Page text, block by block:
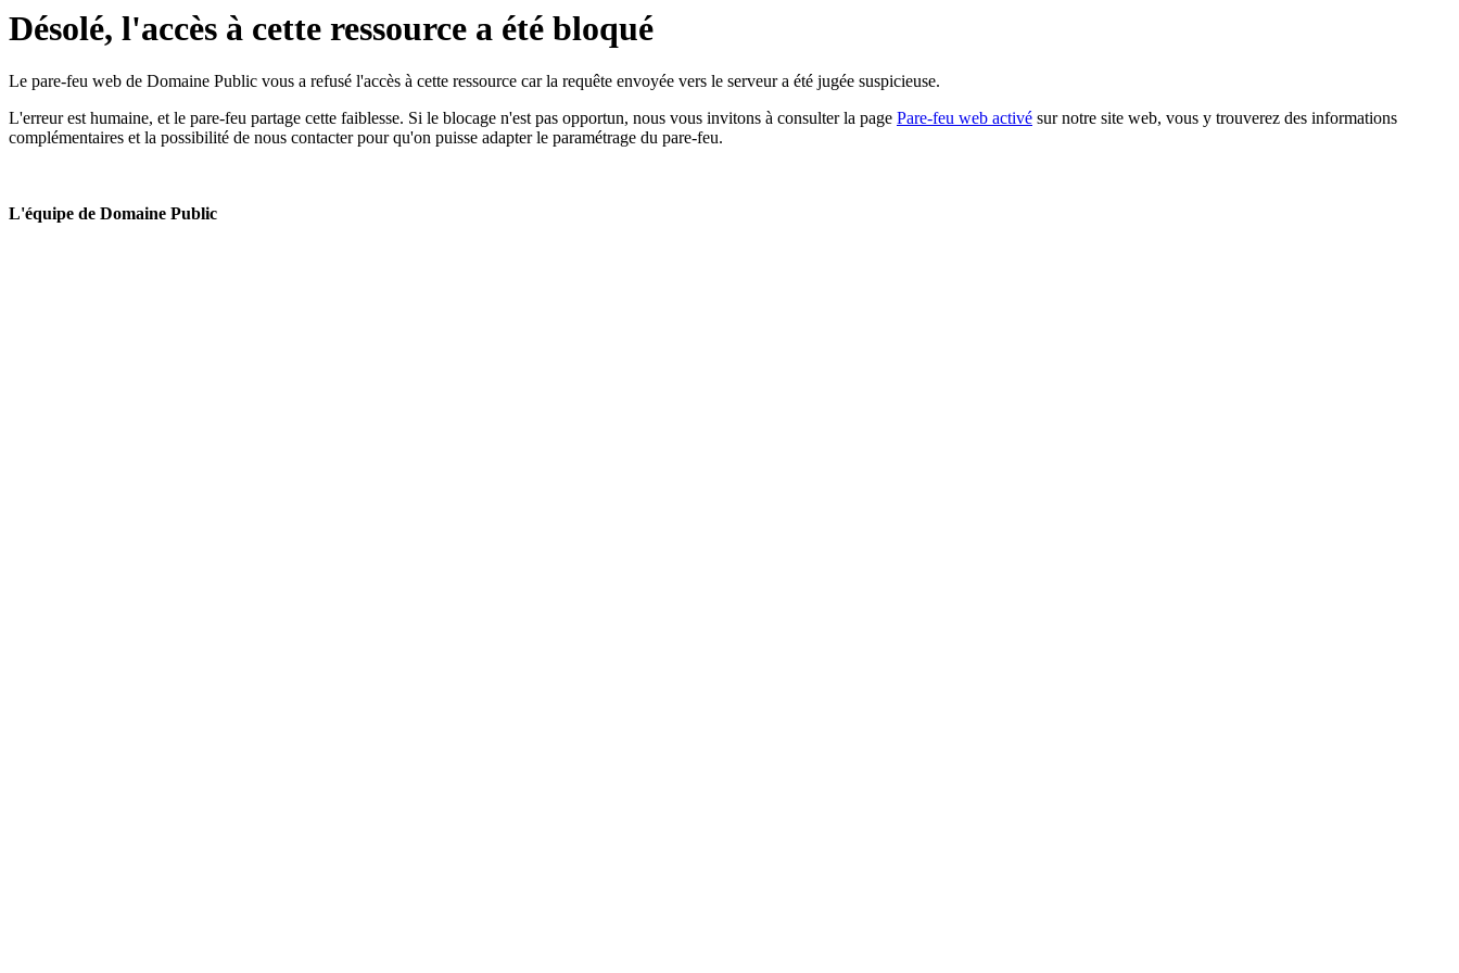
Désolé, l'accès à cette ressource a été bloqué
Le pare-feu web de Domaine Public vous a refusé l'accès à cette ressource car la requête envoyée vers le serveur a été jugée suspicieuse.
L'erreur est humaine, et le pare-feu partage cette faiblesse. Si le blocage n'est pas opportun, nous vous invitons à consulter la page Pare-feu web activé sur notre site web, vous y trouverez des informations
complémentaires et la possibilité de nous contacter pour qu'on puisse adapter le paramétrage du pare-feu.
L'équipe de Domaine Public